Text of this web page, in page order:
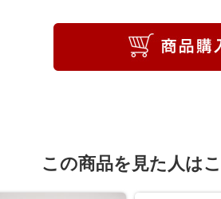
この商品を見た人は